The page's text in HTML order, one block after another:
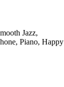
Jazz,
Piano, Happy